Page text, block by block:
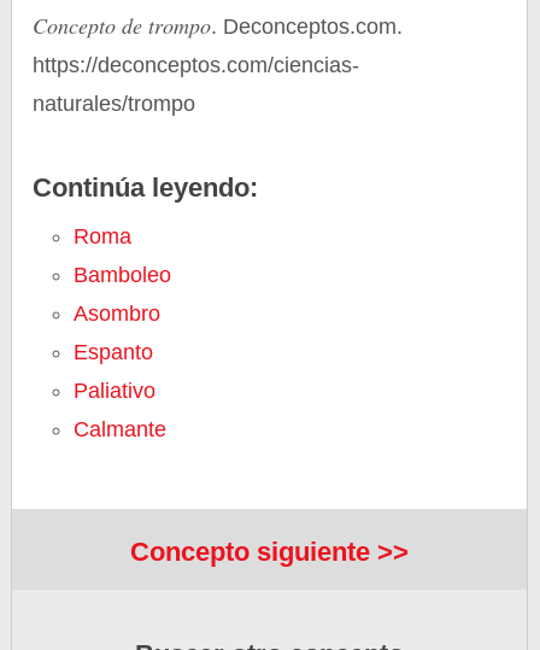
Concepto de trompo. Deconceptos.com.
https://deconceptos.com/ciencias-
naturales/trompo
Continúa leyendo:
Roma
Bamboleo
Asombro
Espanto
Paliativo
Calmante
Concepto siguiente >>